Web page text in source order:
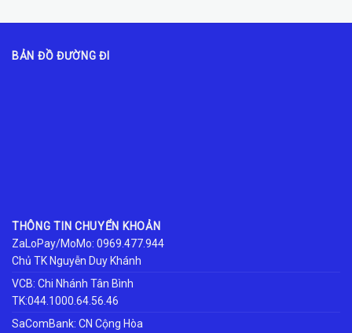
BẢN ĐỒ ĐƯỜNG ĐI
THÔNG TIN CHUYỂN KHOẢN
ZaLoPay/MoMo: 0969.477.944
Chủ TK Nguyễn Duy Khánh
VCB: Chi Nhánh Tân Bình
TK:044.1000.64.56.46
SaComBank: CN Cộng Hòa